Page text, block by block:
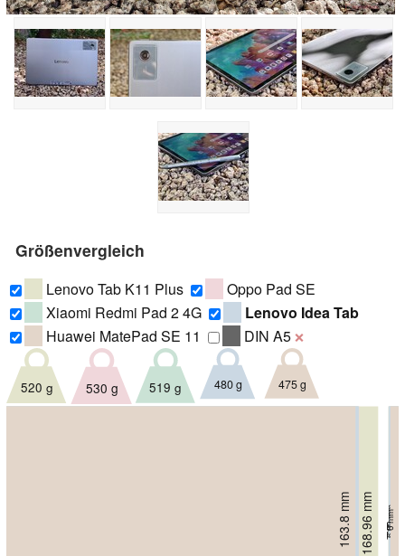
Größenvergleich
Lenovo Tab K11 Plus
Oppo Pad SE
Xiaomi Redmi Pad 2 4G
Lenovo Idea Tab
Huawei MatePad SE 11
DIN A5 ❌
168.96 mm 7.15 mm
520 g
167 mm 7.4 mm
530 g
166.04 mm 7.36 mm
519 g
166.15 mm 6.99 mm
480 g
163.8 mm 6 mm
475 g